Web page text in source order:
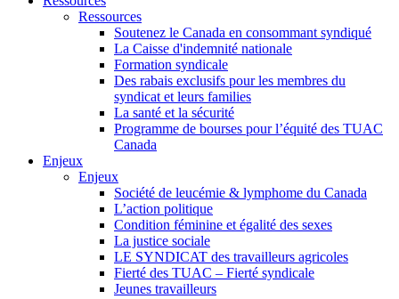
Ressources
Soutenez le Canada en consommant syndiqué
La Caisse d'indemnité nationale
Formation syndicale
Des rabais exclusifs pour les membres du
syndicat et leurs families
La santé et la sécurité
Programme de bourses pour l’équité des TUAC
Canada
Enjeux
Enjeux
Société de leucémie & lymphome du Canada
L’action politique
Condition féminine et égalité des sexes
La justice sociale
LE SYNDICAT des travailleurs agricoles
Fierté des TUAC – Fierté syndicale
Jeunes travailleurs